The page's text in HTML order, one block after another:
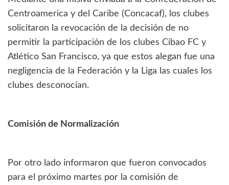
Centroamerica y del Caribe (Concacaf), los clubes
solicitaron la revocación de la decisión de no
permitir la participación de los clubes Cibao FC y
Atlético San Francisco, ya que estos alegan fue una
negligencia de la Federación y la Liga las cuales los
clubes desconocían.
Comisión de Normalización
Por otro lado informaron que fueron convocados
para el próximo martes por la comisión de